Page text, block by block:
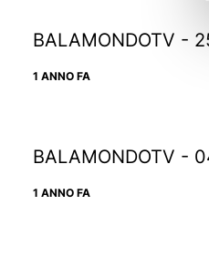
BALAMONDOTV -
1 ANNO FA
BALAMONDOTV -
1 ANNO FA